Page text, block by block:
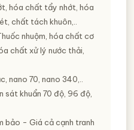
hóa chất tẩy nhớt, hóa
chất tách khuôn,..
nhuộm, hóa chất cơ
chất xử lý nước thải,
nano 70, nano 340,..
sát khuẩn 70 độ, 96 độ,
bảo - Giá cả cạnh tranh